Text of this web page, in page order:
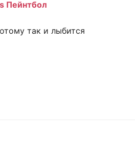
Пейнтбол
так и лыбится